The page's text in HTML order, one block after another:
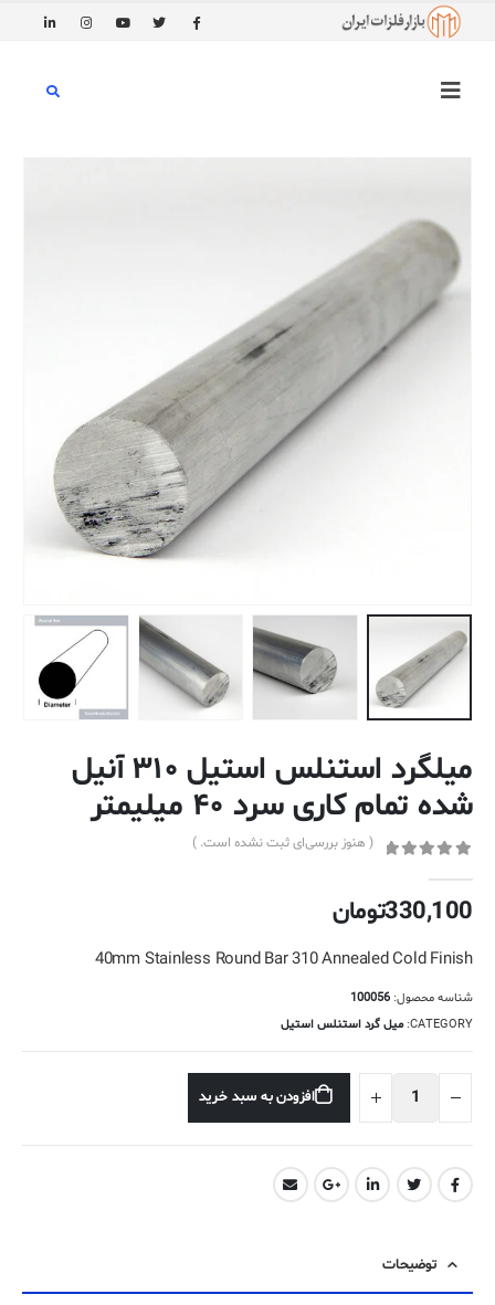
میلگرد استنلس استیل ۳۱۰ آنیل
شده تمام کاری سرد ۴۰ میلیمتر
( هنوز بررسی‌ای ثبت نشده است. )
330,100تومان
40mm Stainless Round Bar 310 Annealed Cold Finish
شناسه محصول: 100056
CATEGORY: میل گرد استنلس استیل
افزودن به سبد خرید
توضیحات